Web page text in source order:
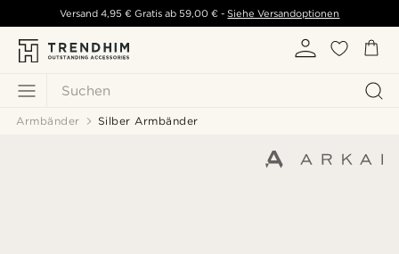
Suchen
Versand 4,95 € Gratis ab59,00 € - Siehe Versandoptionen
Armbänder Silber Armbänder